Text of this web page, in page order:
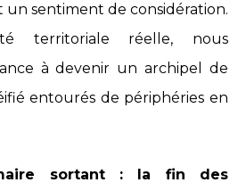
un sentiment de considération.
territoriale réelle, nous
à devenir un archipel de
entourés de périphéries en
sortant : la fin des